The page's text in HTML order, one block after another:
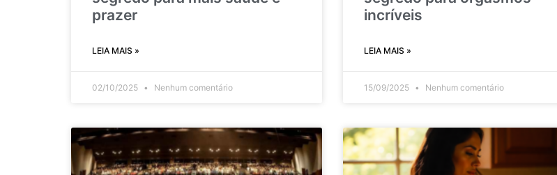
prazer
LEIA MAIS »
02/10/2025 Nenhum comentário
incríveis
LEIA MAIS »
15/09/2025 Nenhum comentário